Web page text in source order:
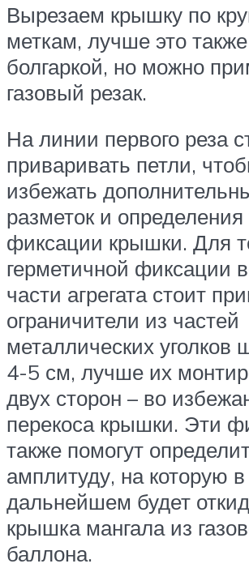
Вырезаем крышку по
меткам, лучше это
болгаркой, но можно
газовый резак.
На линии первого реза
приваривать петли,
избежать
разметок и определения
фиксации крышки. Для
герметичной фиксации
части агрегата стоит
ограничители из частей
металлических уголков
4-5 см, лучше их
двух сторон – во
перекоса крышки. Эти
также помогут
амплитуду, на которую в
дальнейшем будет
крышка мангала из
баллона.